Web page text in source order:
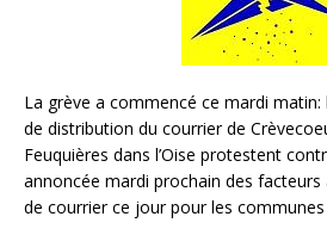
La grève a commencé ce mardi matin:
de distribution du courrier de
Feuquières dans l’Oise protestent
annoncée mardi prochain des facteurs
de courrier ce jour pour les communes